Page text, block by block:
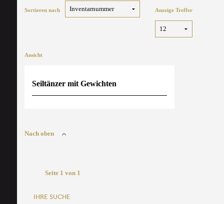
Sortieren nach Anzeige Treffer
Ansicht
Seiltänzer mit Gewichten
Nach oben
Seite 1 von 1
IHRE SUCHE